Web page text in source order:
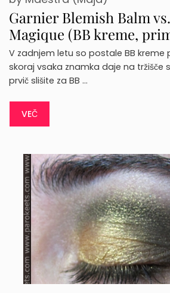
Garnier Blemish Balm
Magique (BB kreme,
V zadnjem letu so postale BB kreme
skoraj vsaka znamka daje na tržišče
prvič slišite za BB …
VEČ